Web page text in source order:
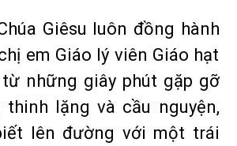
Giêsu luôn đồng hành
em Giáo lý viên Giáo hạt
từ những giây phút gặp gỡ
lặng và cầu nguyện,
lên đường với một trái